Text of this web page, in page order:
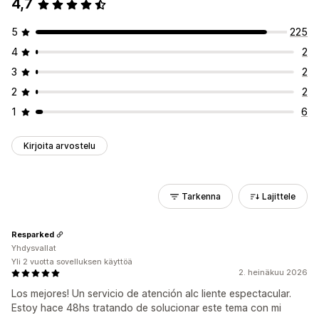
4,7
5
225
4
2
3
2
2
2
1
6
Kirjoita arvostelu
Tarkenna Lajittele
2. heinäkuu 2026
Los mejores! Un servicio de atención alc liente espectacular.
Estoy hace 48hs tratando de solucionar este tema con mi
Resparked
Yhdysvallat
Yli 2 vuotta sovelluksen käyttöä